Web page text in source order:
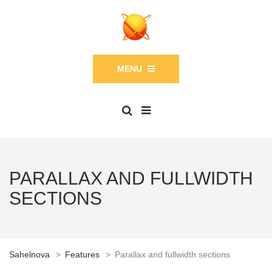
MENU
PARALLAX AND FULLWIDTH
SECTIONS
Sahelnova > Features > Parallax and fullwidth sections